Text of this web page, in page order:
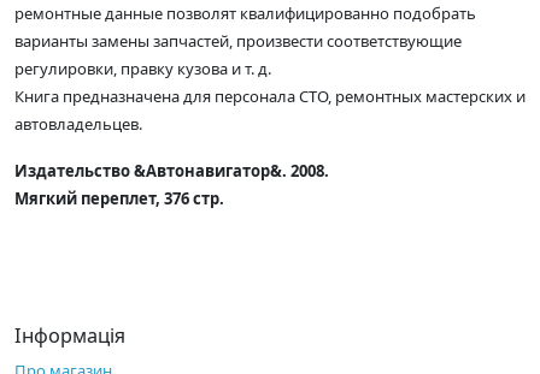
ремонтные данные позволят квалифицированно подобрать
варианты замены запчастей, произвести соответствующие
регулировки, правку кузова и т. д.
Книга предназначена для персонала СТО, ремонтных мастерских и
автовладельцев.
Издательство &Автонавигатор&. 2008.
Мягкий переплет, 376 стр.
Інформація